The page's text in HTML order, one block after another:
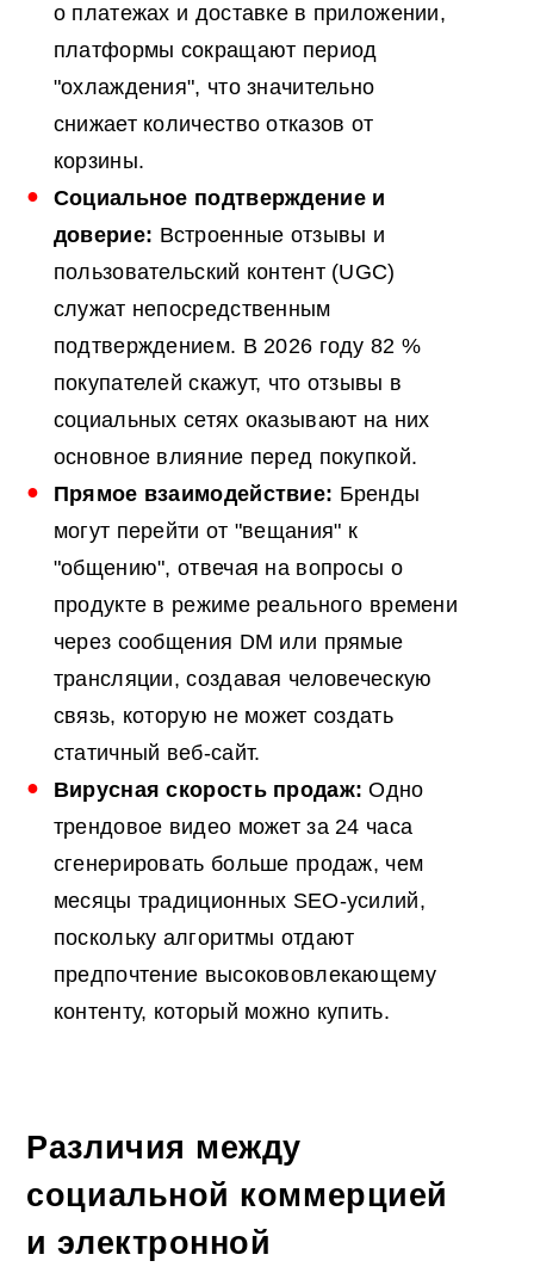
о платежах и доставке в приложении,
платформы сокращают период
"охлаждения", что значительно
снижает количество отказов от
корзины.
Социальное подтверждение и
доверие: Встроенные отзывы и
пользовательский контент (UGC)
служат непосредственным
подтверждением. В 2026 году 82 %
покупателей скажут, что отзывы в
социальных сетях оказывают на них
основное влияние перед покупкой.
Прямое взаимодействие: Бренды
могут перейти от "вещания" к
"общению", отвечая на вопросы о
продукте в режиме реального времени
через сообщения DM или прямые
трансляции, создавая человеческую
связь, которую не может создать
статичный веб-сайт.
Вирусная скорость продаж: Одно
трендовое видео может за 24 часа
сгенерировать больше продаж, чем
месяцы традиционных SEO-усилий,
поскольку алгоритмы отдают
предпочтение высокововлекающему
контенту, который можно купить.
Различия между
социальной коммерцией
и электронной